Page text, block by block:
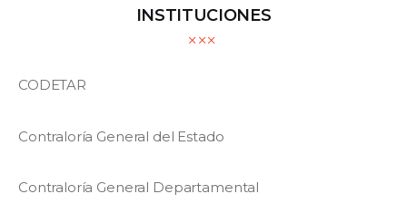
INSTITUCIONES
CODETAR
Contraloría General del Estado
Contraloría General Departamental